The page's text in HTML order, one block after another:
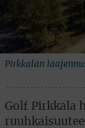
Pirkkalan
Golf Pirkkala